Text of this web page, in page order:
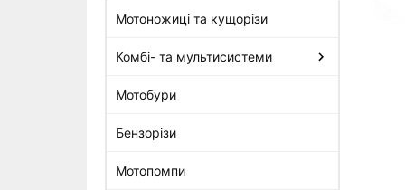
Мотоножиці та кущорізи
Комбі- та мультисистеми
Мотобури
Бензорізи
Мотопомпи